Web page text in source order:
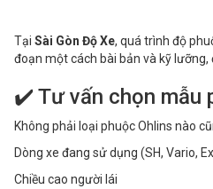
Tại Sài Gòn Độ Xe, quá trình độ
đoạn một cách bài bản và kỹ
✔️ Tư vấn chọn mẫu
Không phải loại phuộc Ohlins nào
Dòng xe đang sử dụng (SH, Vario,
Chiều cao người lái